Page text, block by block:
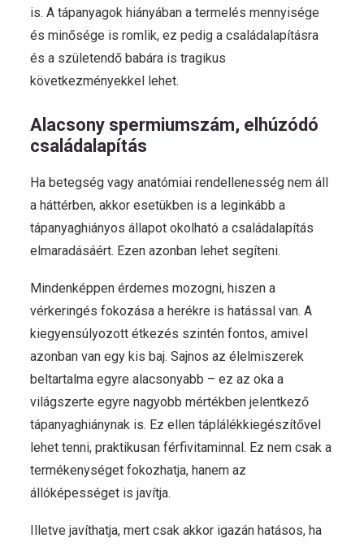
is. A tápanyagok hiányában a termelés mennyisége
és minősége is romlik, ez pedig a családalapításra
és a születendő babára is tragikus
következményekkel lehet.
Alacsony spermiumszám, elhúzódó
családalapítás
Ha betegség vagy anatómiai rendellenesség nem áll
a háttérben, akkor esetükben is a leginkább a
tápanyaghiányos állapot okolható a családalapítás
elmaradásáért. Ezen azonban lehet segíteni.
Mindenképpen érdemes mozogni, hiszen a
vérkeringés fokozása a herékre is hatással van. A
kiegyensúlyozott étkezés szintén fontos, amivel
azonban van egy kis baj. Sajnos az élelmiszerek
beltartalma egyre alacsonyabb – ez az oka a
világszerte egyre nagyobb mértékben jelentkező
tápanyaghiánynak is. Ez ellen táplálékkiegészítővel
lehet tenni, praktikusan férfivitaminnal. Ez nem csak a
termékenységet fokozhatja, hanem az
állóképességet is javítja.
Illetve javíthatja, mert csak akkor igazán hatásos, ha